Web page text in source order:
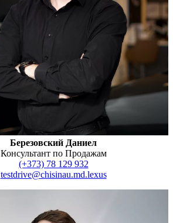
Березовский Даниел
Консультант по Продажам
(+373) 78 129 932
testdrive@chisinau.md.lexus